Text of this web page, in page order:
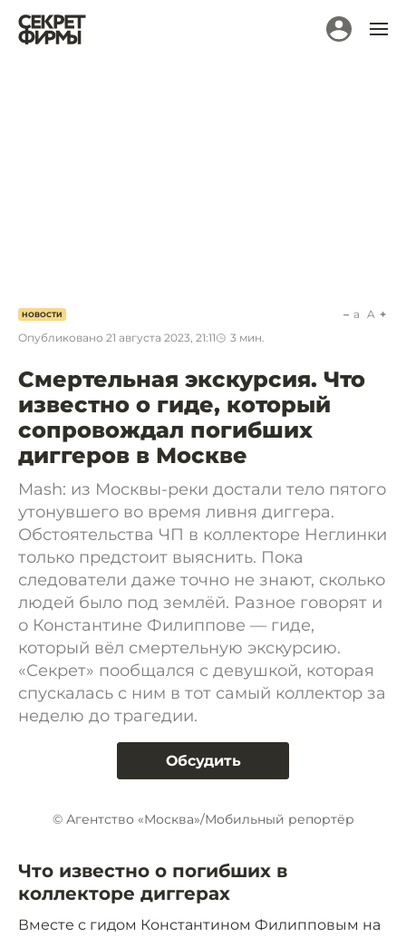
НОВОСТИ
Опубликовано 21 августа 2023, 21:11 3 мин.
a A
Смертельная экскурсия. Что
известно о гиде, который
сопровождал погибших
диггеров в Москве
Mash: из Москвы-реки достали тело пятого
утонувшего во время ливня диггера.
Обстоятельства ЧП в коллекторе Неглинки
только предстоит выяснить. Пока
следователи даже точно не знают, сколько
людей было под землёй. Разное говорят и
о Константине Филиппове — гиде,
который вёл смертельную экскурсию.
«Секрет» пообщался с девушкой, которая
спускалась с ним в тот самый коллектор за
неделю до трагедии.
Обсудить
© Агентство «Москва»/Мобильный репортёр
Что известно о погибших в
коллекторе диггерах
Вместе с гидом Константином Филипповым на